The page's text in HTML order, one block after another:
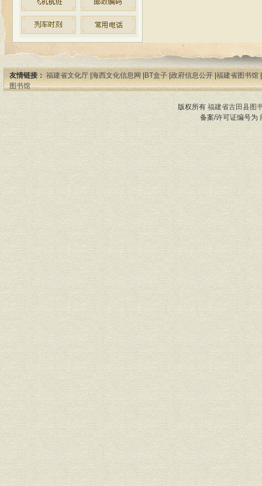
友情链接： 福建省文化厅|海西文化信息网|BT盒子|政府信息公开|福建省图书馆|
图书馆
版权所有 福建省古田县图
备案/许可证编号为